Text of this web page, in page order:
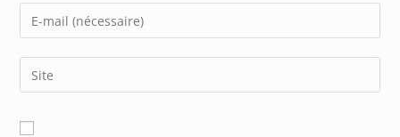
name
or
username
to
comment
Enter
your
email
address
to
Enter
your
website